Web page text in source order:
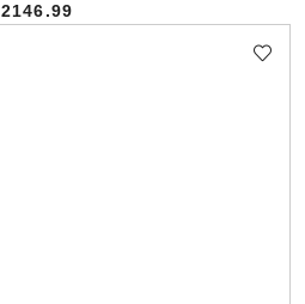
Cena:
2146.99